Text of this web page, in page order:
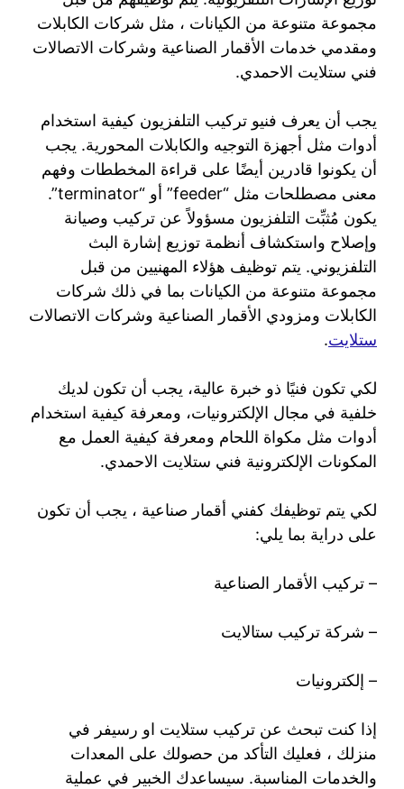
مجموعة متنوعة من الكيانات ، مثل شركات الكابلات
ومقدمي خدمات الأقمار الصناعية وشركات الاتصالات
فني ستلايت الاحمدي.
يجب أن يعرف فنيو تركيب التلفزيون كيفية استخدام
أدوات مثل أجهزة التوجيه والكابلات المحورية. يجب
أن يكونوا قادرين أيضًا على قراءة المخططات وفهم
معنى مصطلحات مثل “feeder” أو “terminator”.
يكون مُثبِّت التلفزيون مسؤولاً عن تركيب وصيانة
وإصلاح واستكشاف أنظمة توزيع إشارة البث
التلفزيوني. يتم توظيف هؤلاء المهنيين من قبل
مجموعة متنوعة من الكيانات بما في ذلك شركات
الكابلات ومزودي الأقمار الصناعية وشركات الاتصالات
ستلايت.
لكي تكون فنيًا ذو خبرة عالية، يجب أن تكون لديك
خلفية في مجال الإلكترونيات، ومعرفة كيفية استخدام
أدوات مثل مكواة اللحام ومعرفة كيفية العمل مع
المكونات الإلكترونية فني ستلايت الاحمدي.
لكي يتم توظيفك كفني أقمار صناعية ، يجب أن تكون
على دراية بما يلي:
– تركيب الأقمار الصناعية
– شركة تركيب ستالايت
– إلكترونيات
إذا كنت تبحث عن تركيب ستلايت او رسيفر في
منزلك ، فعليك التأكد من حصولك على المعدات
والخدمات المناسبة. سيساعدك الخبير في عملية